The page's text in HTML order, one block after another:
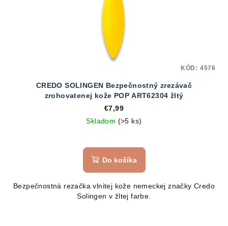
CREDO SOLINGEN Bezpečnostný zrezávač
zrohovatenej kože POP ART62304 žltý
€7,99
Skladom (>5 ks)
hodnotenie
produktu
z
5
Do košíka
Bezpečnostná rezačka vlnitej kože nemeckej značky Credo
Solingen v žltej farbe.
KÓD: 4576